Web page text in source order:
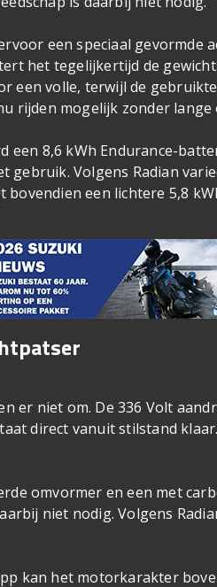
een speciaal gevormde
het tegelijkertijd de
een volle, terwijl de
rijden mogelijk zonder lange
een 8,6 kWh Endurance-
gebruik. Volgens Radian
bovendien een lichtere 5,8
er niet om. De 336 Volt
direct vanuit stilstand
omvormer en een met
niet nodig. Volgens
kan het motorkarakter